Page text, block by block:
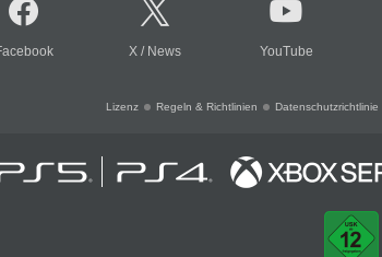
X / News YouTube
Lizenz Regeln & Richtlinien Datenschutzrichtlinie